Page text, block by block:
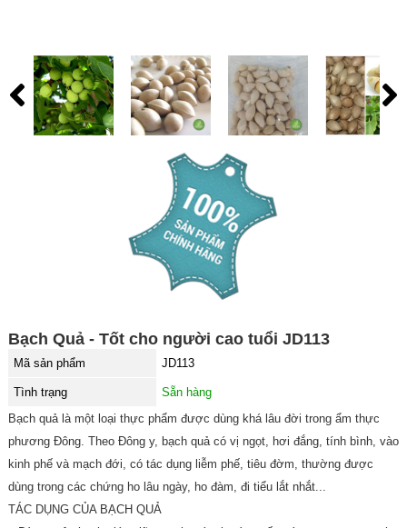
Bạch Quả - Tốt cho người cao tuổi JD113
Mã sản phẩm JD113
Tình trạng
Sẵn hàng
Bạch quả là một loại thực phẩm được dùng khá lâu đời trong ẩm thực
phương Đông. Theo Đông y, bạch quả có vị ngọt, hơi đắng, tính bình, vào
kinh phế và mạch đới, có tác dụng liễm phế, tiêu đờm, thường được
dùng trong các chứng ho lâu ngày, ho đàm, đi tiểu lắt nhắt...
TÁC DỤNG CỦA BẠCH QUẢ